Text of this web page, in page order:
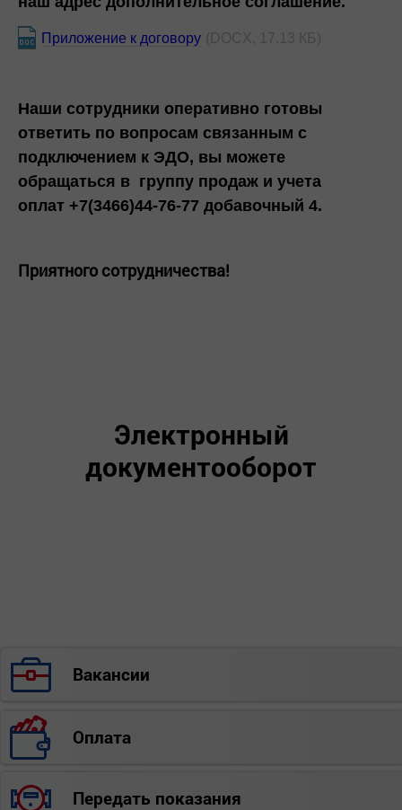
Вакансии
Оплата
Передать показания
Приложение к договору
Наши сотрудники оперативно готовы
ответить по вопросам связанным с
подключением к ЭДО, вы можете
обращаться в группу продаж и учета
оплат +7(3466)44-76-77 добавочный 4.
Приятного сотрудничества!
Электронный
документооборот